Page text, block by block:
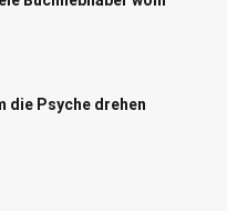
die Psyche drehen